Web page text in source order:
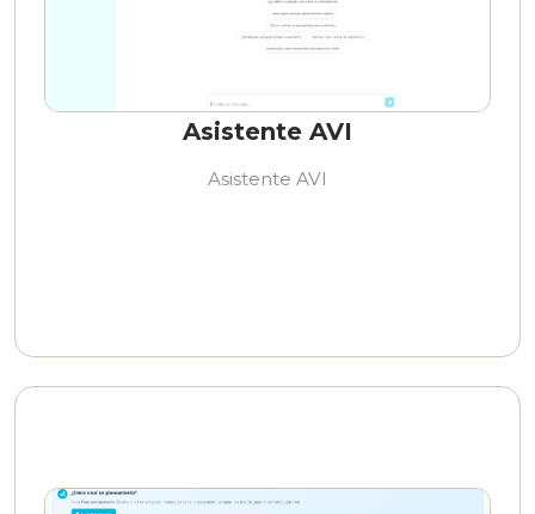
Asistente AVI
Asistente AVI